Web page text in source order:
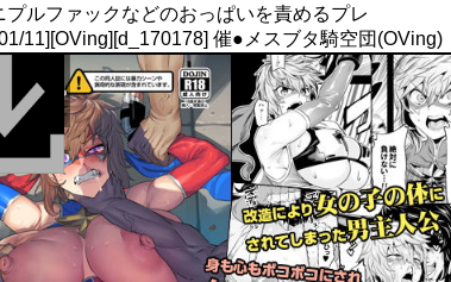
プルファックなどのおっぱいを責めるプレ
11][OVing][d_170178] 催●メスブタ騎空団(OVing)